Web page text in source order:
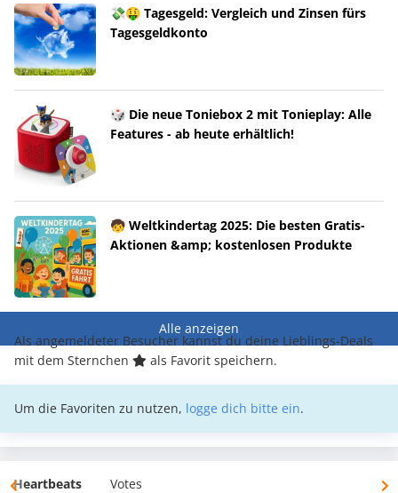
💸🤑 Tagesgeld: Vergleich und Zinsen fürs
Tagesgeldkonto
🎲 Die neue Toniebox 2 mit Tonieplay: Alle
Features - ab heute erhältlich!
🧒 Weltkindertag 2025: Die besten Gratis-
Aktionen &amp; kostenlosen Produkte
Alle anzeigen
Als angemeldeter Besucher kannst du deine Lieblings-Deals
mit dem Sternchen
als Favorit speichern.
Um die Favoriten zu nutzen, logge dich bitte ein.
Heartbeats Votes